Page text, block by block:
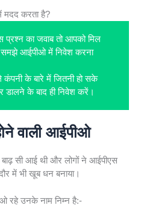
मदद करता है?
का जवाब तो आपको मिल
समझे आईपीओ में निवेश करना
के बारे में जितनी हो सके
के बाद ही निवेश करें।
वाली आईपीओ
सी आई थी और लोगों ने आईपीएस
में भी खूब धन बनाया।
रहे उनके नाम निम्न है:-